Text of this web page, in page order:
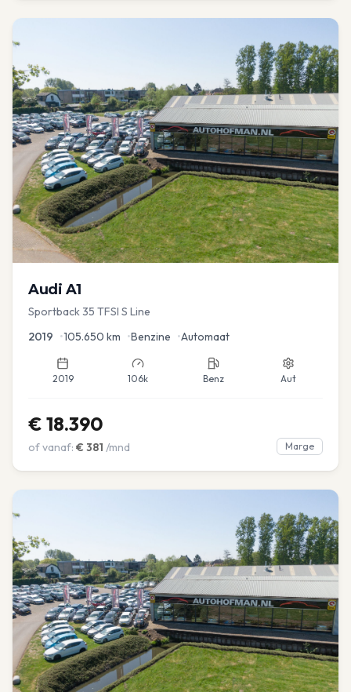
Audi A1
Sportback 35 TFSI S Line
2019 •105.650 km •Benzine •Automaat
2019 106k Benz Aut
€ 18.390
of vanaf: € 381 /mnd Marge